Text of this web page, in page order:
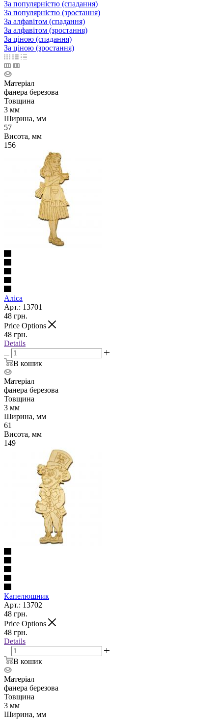
За популярністю (спадання)
За популярністю (зростання)
За алфавітом (спадання)
За алфавітом (зростання)
За ціною (спадання)
За ціною (зростання)
Матеріал
фанера березова
Товщина
3 мм
Ширина, мм
57
Висота, мм
156
Аліса
Арт.: 13701
48 грн.
Price Options
48 грн.
Details
В кошик
Матеріал
фанера березова
Товщина
3 мм
Ширина, мм
61
Висота, мм
149
Капелюшник
Арт.: 13702
48 грн.
Price Options
48 грн.
Details
В кошик
Матеріал
фанера березова
Товщина
3 мм
Ширина, мм